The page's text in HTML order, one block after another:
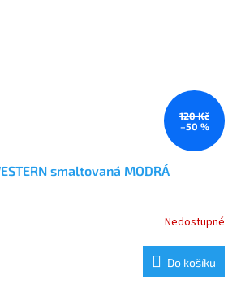
120 Kč
–50 %
smaltovaná MODRÁ
Nedostupné
Do košíku